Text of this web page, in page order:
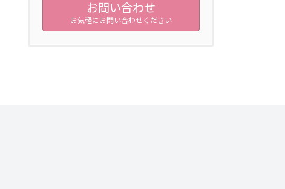
お問い合わせ
お気軽にお問い合わせください